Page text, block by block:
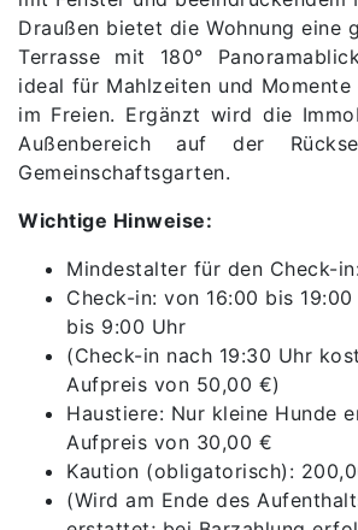
Draußen bietet die Wohnung eine
Terrasse mit 180°
ideal für Mahlzeiten und Momente
im Freien. Ergänzt wird die
Außenbereich auf der
Gemeinschaftsgarten.
Wichtige Hinweise:
Mindestalter für den Check-
Check-in: von 16:00 bis
bis 9:00 Uhr
(Check-in nach 19:30 Uhr
Aufpreis von 50,00 €)
Haustiere: Nur kleine Hunde
Aufpreis von 30,00 €
Kaution (obligatorisch):
(Wird am Ende des